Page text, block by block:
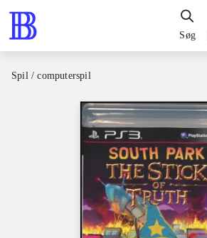
Søg
Spil / computerspil